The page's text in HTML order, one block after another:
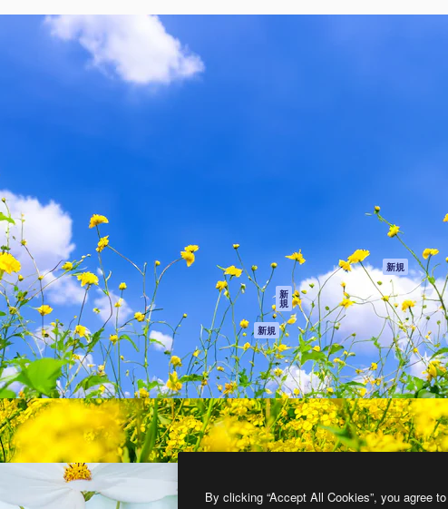
ティブ制作を導くためのプラ
クリエイター、企業、代理
含む100万人以上が利用して
ストックコンテン
ツ
Claude/ChatGPT
向けMCP
新
規
エージェント 新規
API
モバイルアプリ
すべてのMagnificツ
ール
プライバシーポリ
オリジナル 新規
クッキーポリシー
トラストセンター
アフィリエイト
法人向け
Freepik Company S.L.U.
By clicking “Accept All Cookies”, you agree